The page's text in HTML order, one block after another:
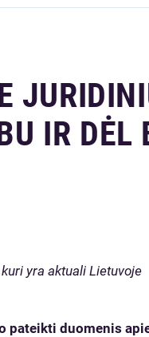
IR DĖL
yra aktuali Lietuvoje
pateikti duomenis